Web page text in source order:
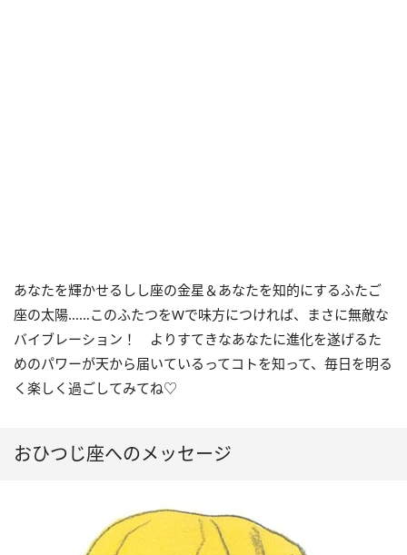
あなたを輝かせるしし座の金星＆あなたを知的にするふたご
座の太陽……このふたつをWで味方につければ、まさに無敵な
バイブレーション！ よりすてきなあなたに進化を遂げるた
めのパワーが天から届いているってコトを知って、毎日を明る
く楽しく過ごしてみてね♡
おひつじ座へのメッセージ